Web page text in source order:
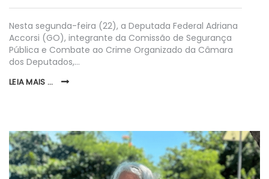
Nesta segunda-feira (22), a Deputada Federal Adriana
Accorsi (GO), integrante da Comissão de Segurança
Pública e Combate ao Crime Organizado da Câmara
dos Deputados,…
LEIA MAIS ...